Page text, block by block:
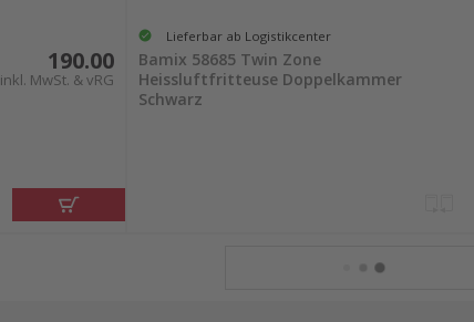
190.00
inkl. MwSt. & vRG
Lieferbar ab Logistikcenter
Bamix 58685 Twin Zone
Heissluftfritteuse Doppelkammer
Schwarz